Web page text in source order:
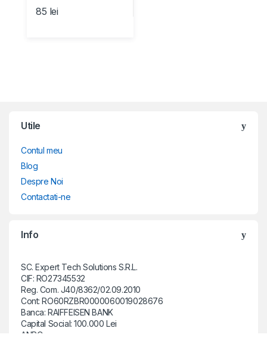
85 lei
Utile
Contul meu
Blog
Despre Noi
Contactati-ne
Info
SC. Expert Tech Solutions S.R.L.
CIF: RO27345532
Reg. Com. J40/8362/02.09.2010
Cont: RO60RZBR0000060019028676
Banca: RAIFFEISEN BANK
Capital Social: 100.000 Lei
ANPC